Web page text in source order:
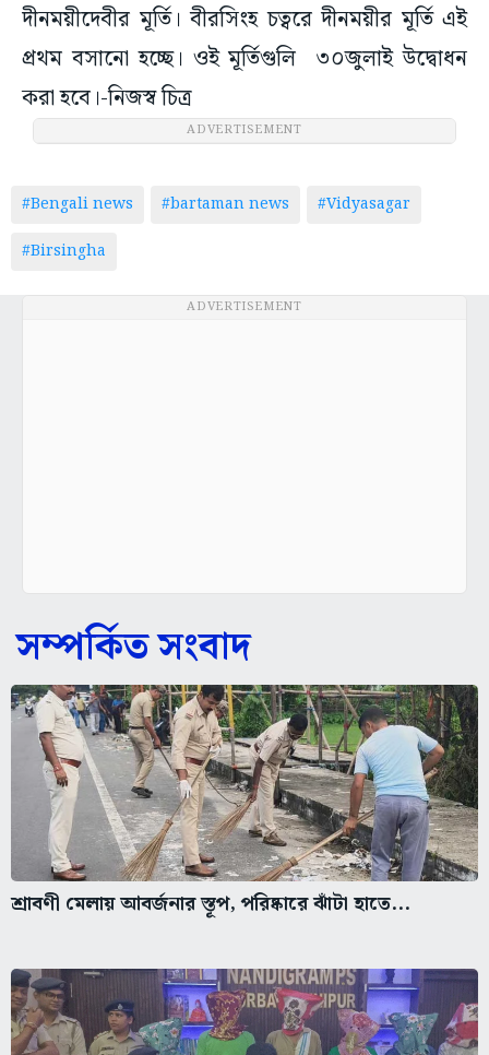
দীনময়ীদেবীর মূর্তি। বীরসিংহ চত্বরে দীনময়ীর মূর্তি এই
প্রথম বসানো হচ্ছে। ওই মূর্তিগুলি ৩০জুলাই উদ্বোধন
করা হবে।-নিজস্ব চিত্র
ADVERTISEMENT
#Bengali news #bartaman news
#Vidyasagar
#Birsingha
ADVERTISEMENT
সম্পর্কিত সংবাদ
শ্রাবণী মেলায় আবর্জনার স্তূপ, পরিষ্কারে ঝাঁটা হাতে...